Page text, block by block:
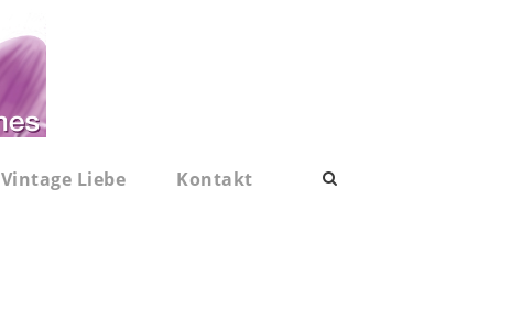
Vintage Liebe Kontakt